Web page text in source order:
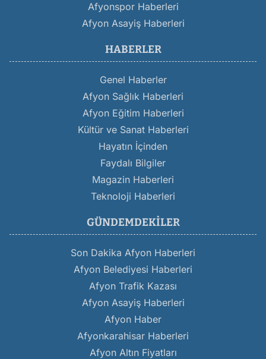
Afyonspor Haberleri
Afyon Asayiş Haberleri
HABERLER
Genel Haberler
Afyon Sağlık Haberleri
Afyon Eğitim Haberleri
Kültür ve Sanat Haberleri
Hayatın İçinden
Faydalı Bilgiler
Magazin Haberleri
Teknoloji Haberleri
GÜNDEMDEKILER
Son Dakika Afyon Haberleri
Afyon Belediyesi Haberleri
Afyon Trafik Kazası
Afyon Asayiş Haberleri
Afyon Haber
Afyonkarahisar Haberleri
Afyon Altın Fiyatları